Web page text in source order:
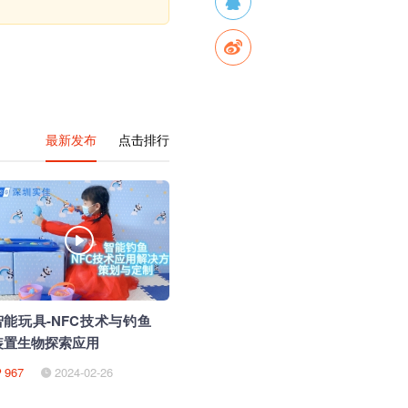
最新发布 点击排行
能玩具-NFC技术与钓鱼
生物探索应用
967 2024-02-26